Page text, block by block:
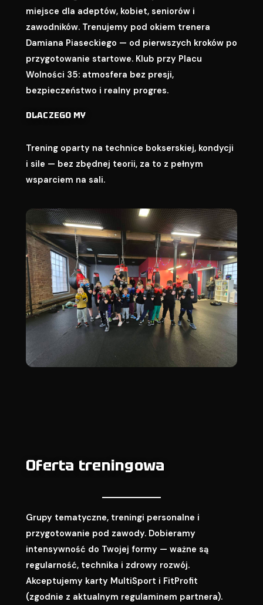
miejsce dla adeptów, kobiet, seniorów i
zawodników. Trenujemy pod okiem trenera
Damiana Piaseckiego — od pierwszych kroków po
przygotowanie startowe. Klub przy Placu
Wolności 35: atmosfera bez presji,
bezpieczeństwo i realny progres.
DLACZEGO MY
Trening oparty na technice bokserskiej, kondycji
i sile — bez zbędnej teorii, za to z pełnym
wsparciem na sali.
Oferta treningowa
Grupy tematyczne, treningi personalne i
przygotowanie pod zawody. Dobieramy
intensywność do Twojej formy — ważne są
regularność, technika i zdrowy rozwój.
Akceptujemy karty MultiSport i FitProfit
(zgodnie z aktualnym regulaminem partnera).